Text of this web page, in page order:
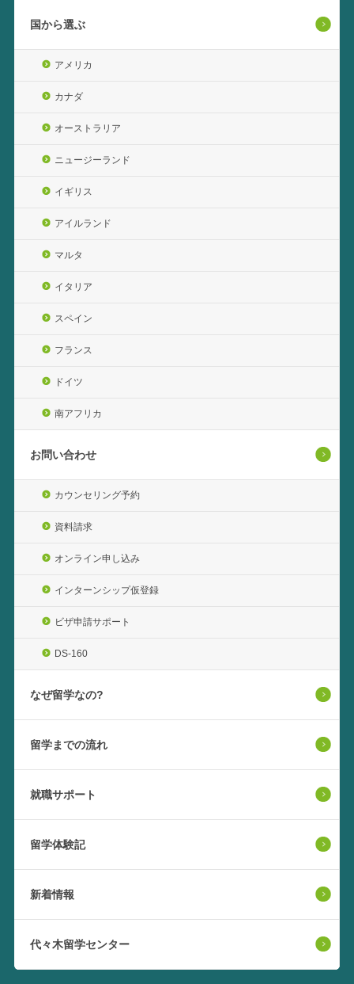
国から選ぶ
アメリカ
カナダ
オーストラリア
ニュージーランド
イギリス
アイルランド
マルタ
イタリア
スペイン
フランス
ドイツ
南アフリカ
お問い合わせ
カウンセリング予約
資料請求
オンライン申し込み
インターンシップ仮登録
ビザ申請サポート
DS-160
なぜ留学なの?
留学までの流れ
就職サポート
留学体験記
新着情報
代々木留学センター